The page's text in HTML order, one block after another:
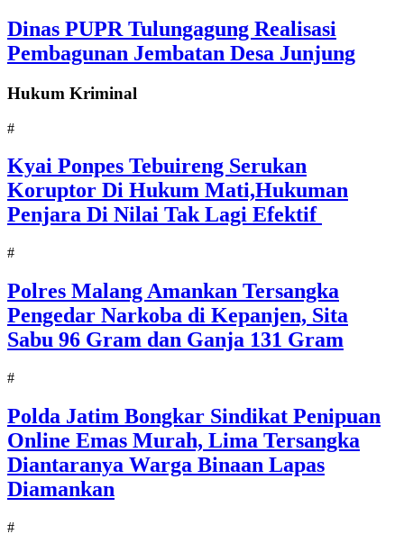
Dinas PUPR Tulungagung Realisasi
Pembagunan Jembatan Desa Junjung
Hukum Kriminal
#
Kyai Ponpes Tebuireng Serukan
Koruptor Di Hukum Mati,Hukuman
Penjara Di Nilai Tak Lagi Efektif
#
Polres Malang Amankan Tersangka
Pengedar Narkoba di Kepanjen, Sita
Sabu 96 Gram dan Ganja 131 Gram
#
Polda Jatim Bongkar Sindikat Penipuan
Online Emas Murah, Lima Tersangka
Diantaranya Warga Binaan Lapas
Diamankan
#